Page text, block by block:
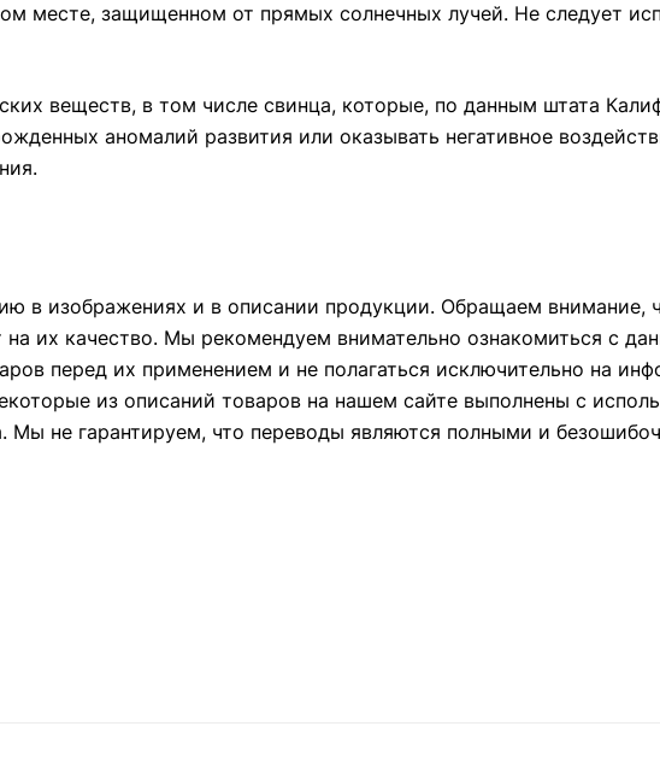
месте, защищенном от прямых солнечных лучей. Не следует
веществ, в том числе свинца, которые, по данным штата
аномалий развития или оказывать негативное
в изображениях и в описании продукции. Обращаем внимание,
их качество. Мы рекомендуем внимательно ознакомиться с
перед их применением и не полагаться исключительно на
из описаний товаров на нашем сайте выполнены с
Мы не гарантируем, что переводы являются полными и